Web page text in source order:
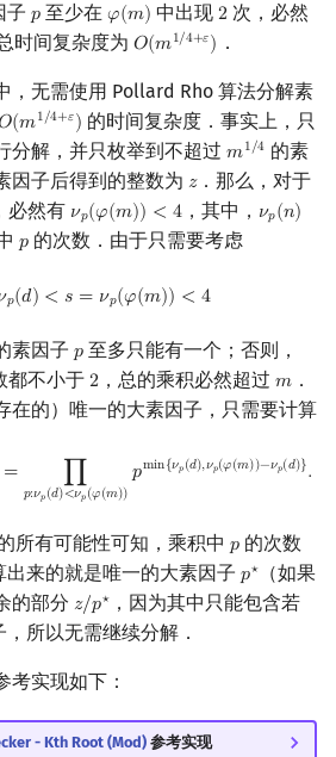
子𝑝
p 至少在𝜑(𝑚)
φ(m) 中出现2
2 次，必然
时间复杂度为 𝑂(𝑚1/4+𝜀)
O(m1/4+ε) ．
，无需使用 Pollard Rho 算法分解素
(𝑚1/4+𝜀)
(m1/4+ε) 的时间复杂度．事实上，只
分解，并只枚举到不超过𝑚1/4
m1/4 的素
因子后得到的整数为 𝑧
z．那么，对于
必然有 𝜈𝑝(𝜑(𝑚)) < 4
νp(φ(m)) <4 ，其中， 𝜈𝑝(𝑛)
νp(n)
𝑝
p的次数．由于只需要考虑
𝑝(𝑑) < 𝑠 = 𝜈𝑝(𝜑(𝑚)) < 4
ν p(d )< = νp (φ (m))<4
素因子 𝑝
p 至多只能有一个；否则，
都不小于 2
2，总的乘积必然超过 𝑚
m．
在的）唯一的大素因子，只需要计算
= ∏
𝑝:𝜈𝑝(𝑑)<𝜈𝑝(𝜑(𝑚))
𝑝min{𝜈𝑝(𝑑),𝜈𝑝(𝜑(𝑚))−𝜈𝑝(𝑑)}.
p(φ min{ νp (d),νp( φ( m))
所有可能性可知，乘积中𝑝
p 的次数
出来的就是唯一的大素因子 𝑝⋆
p⋆ （如果
的部分 𝑧/𝑝⋆
z/p⋆ ，因为其中只能包含若
，所以无需继续分解．
考实现如下：
- Kth Root (Mod)参考实现